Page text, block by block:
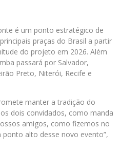
é um ponto estratégico de
praças do Brasil a partir
do projeto em 2026. Além
passará por Salvador,
Preto, Niterói, Recife e
manter a tradição do
dois convidados, como manda
amigos, como fizemos no
alto desse novo evento”,